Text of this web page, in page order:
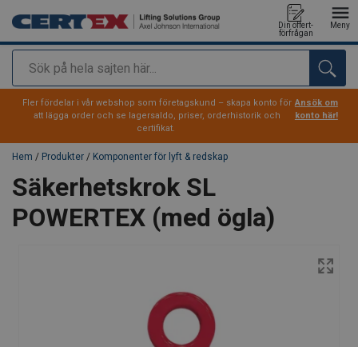
Sök
Din offert-
förfrågan
Meny
tillagd i varukorg
Fler fördelar i vår webshop som företagskund – skapa konto för
att lägga order och se lagersaldo, priser, orderhistorik och
certifikat.
Ansök om
konto här!
Hem / Produkter / Komponenter för lyft & redskap
Säkerhetskrok SL
POWERTEX (med ögla)